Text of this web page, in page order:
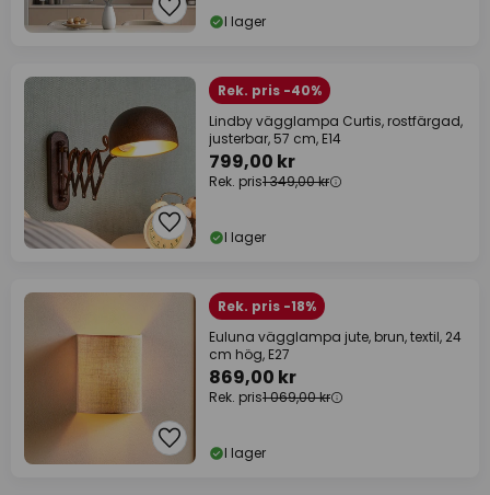
I lager
Rek. pris -40%
Lindby vägglampa Curtis, rostfärgad,
justerbar, 57 cm, E14
799,00 kr
Rek. pris1 349,00 kr
I lager
Rek. pris -18%
Euluna vägglampa jute, brun, textil, 24
cm hög, E27
869,00 kr
Rek. pris1 069,00 kr
I lager